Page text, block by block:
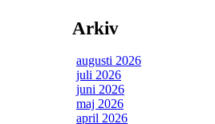
Arkiv
augusti 2026
juli 2026
juni 2026
maj 2026
april 2026